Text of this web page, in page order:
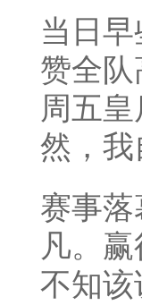
当日
赞全
周五
然，我
赛事
凡。
不知